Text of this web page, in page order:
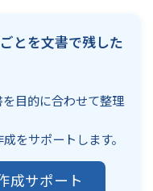
とを文書で残した
目的に合わせて整理
をサポートします。
成サポート